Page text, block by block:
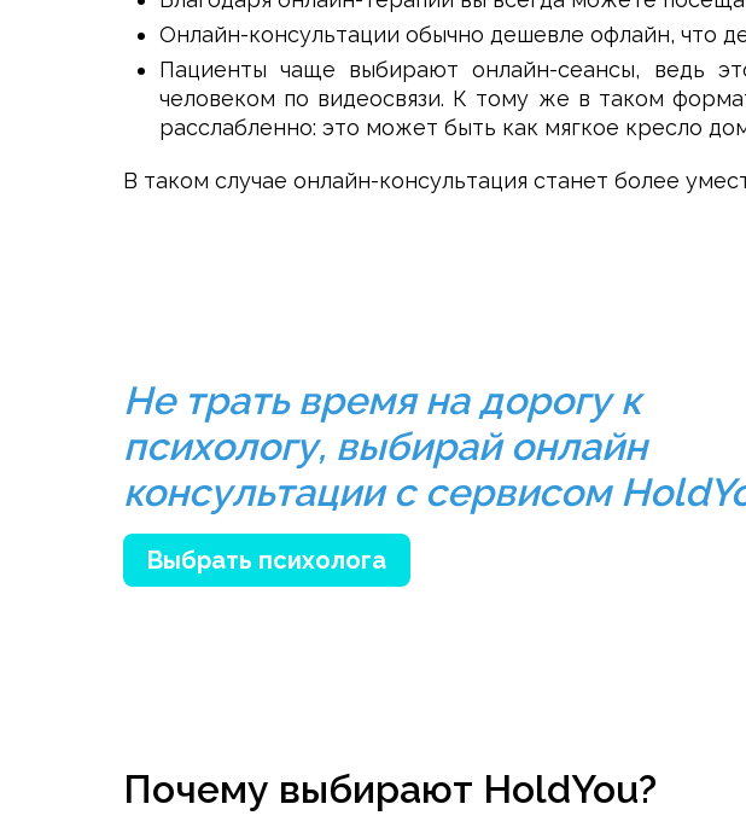
Онлайн-консультации обычно дешевле офлайн, что
Пациенты чаще выбирают онлайн-сеансы, ведь
человеком по видеосвязи. К тому же в таком
расслабленно: это может быть как мягкое кресло
В таком случае онлайн-консультация станет более
Не трать время на дорогу к
психологу, выбирай онлайн
консультации с сервисом
Выбрать психолога
Почему выбирают HoldYou?